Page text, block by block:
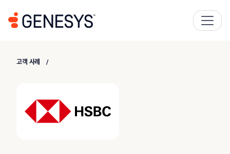
고객 사례